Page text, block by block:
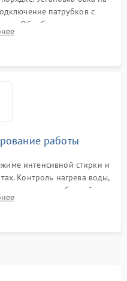
патрубков с
Обработка стыков
возможных протечек воды.
работы
интенсивной стирки и
Контроль нагрева воды,
излишних вибраций,
под корпусом.